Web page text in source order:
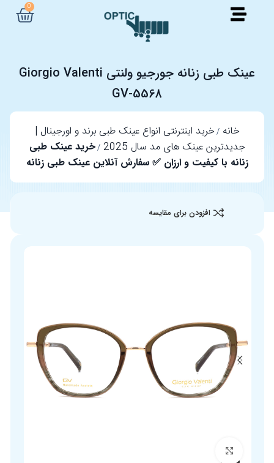
0
عینک طبی زنانه جورجیو ولنتی Giorgio Valenti
GV-5568
خانه خرید اینترنتی انواع عینک طبی برند و اورجینال |
جدیدترین عینک های مد سال 2025
خرید عینک طبی
زنانه با کیفیت و ارزان ✅ سفارش آنلاین عینک طبی زنانه
افزودن برای مقایسه